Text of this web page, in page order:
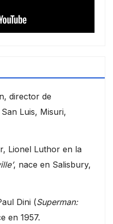
director de
Luis, Misuri,
Lionel Luthor en la
, nace en Salisbury,
Dini (Superman:
en 1957.